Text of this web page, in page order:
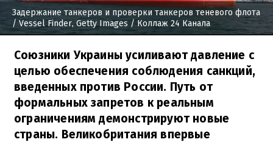
Задержание танкеров и проверки танкеров теневого флота
/ Vessel Finder, Getty Images / Коллаж 24 Канала
Союзники Украины усиливают давление с
целью обеспечения соблюдения санкций,
введенных против России. Путь от
формальных запретов к реальным
ограничениям демонстрируют новые
страны. Великобритания впервые